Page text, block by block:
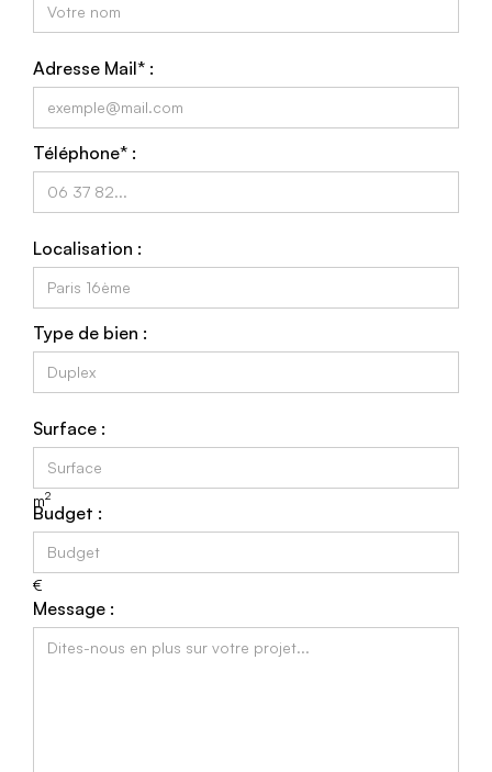
Adresse Mail* :
Téléphone* :
Localisation :
Type de bien :
Surface :
m2
Budget :
€
Message :